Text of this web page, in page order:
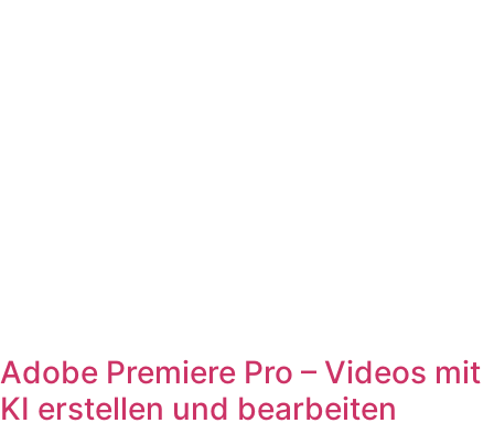
Adobe Premiere Pro – Videos mit
KI erstellen und bearbeiten